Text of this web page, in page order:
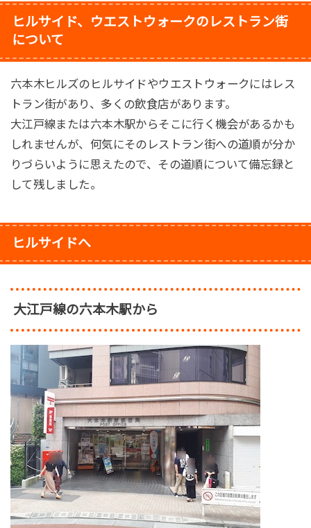
ヒルサイド、ウエストウォークのレストラン街
について
六本木ヒルズのヒルサイドやウエストウォークにはレス
トラン街があり、多くの飲食店があります。
大江戸線または六本木駅からそこに行く機会があるかも
しれませんが、何気にそのレストラン街への道順が分か
りづらいように思えたので、その道順について備忘録と
して残しました。
ヒルサイドへ
大江戸線の六本木駅から